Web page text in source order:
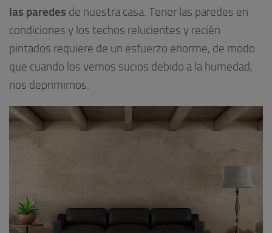
las paredes de nuestra casa. Tener las paredes en
condiciones y los techos relucientes y recién
pintados requiere de un esfuerzo enorme, de modo
que cuando los vemos sucios debido a la humedad,
nos deprimirnos.